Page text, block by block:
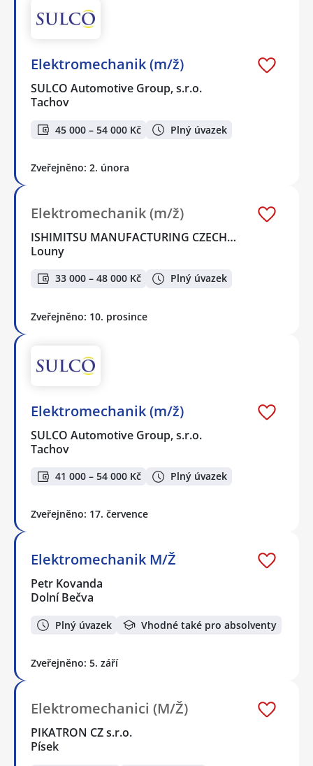
Elektromechanik (m/ž)
SULCO Automotive Group, s.r.o.
Tachov
45 000 – 54 000 Kč Plný úvazek
Zveřejněno: 2. února
Elektromechanik (m/ž)
ISHIMITSU MANUFACTURING CZECH…
Louny
33 000 – 48 000 Kč Plný úvazek
Zveřejněno: 10. prosince
Elektromechanik (m/ž)
SULCO Automotive Group, s.r.o.
Tachov
41 000 – 54 000 Kč Plný úvazek
Zveřejněno: 17. července
Elektromechanik M/Ž
Petr Kovanda
Dolní Bečva
Plný úvazek Vhodné také pro absolventy
Zveřejněno: 5. září
Elektromechanici (M/Ž)
PIKATRON CZ s.r.o.
Písek